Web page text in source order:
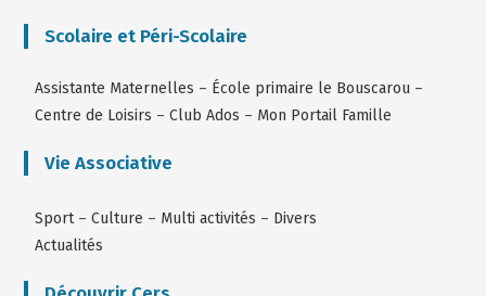
Scolaire et Péri-Scolaire
Assistante Maternelles – École primaire le Bouscarou –
Centre de Loisirs –Club Ados – Mon Portail Famille
Vie Associative
Sport –Culture – Multi activités – Divers
Actualités